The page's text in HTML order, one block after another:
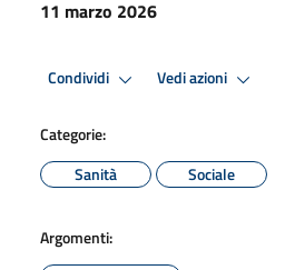
11 marzo 2026
Condividi Vedi azioni
Categorie:
Sanità
Sociale
Argomenti: